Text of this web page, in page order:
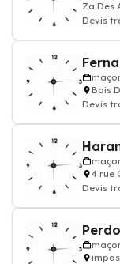
Za Des
Devis
Bois
Devis
4 rue
Devis